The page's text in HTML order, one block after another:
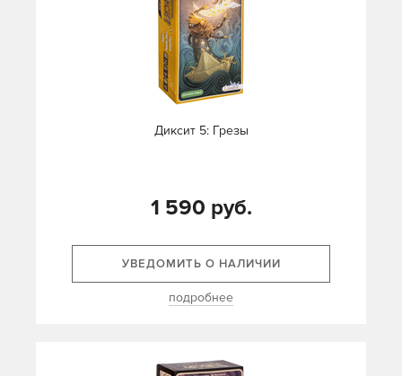
Диксит 5: Грезы
1 590 руб.
УВЕДОМИТЬ О НАЛИЧИИ
подробнее